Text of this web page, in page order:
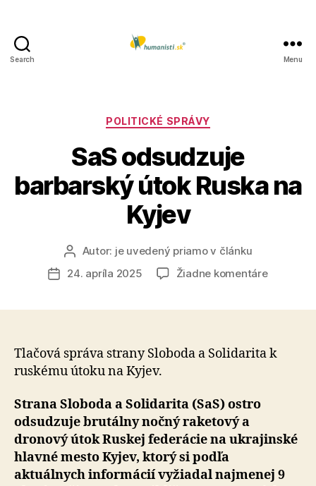
Search Menu
Kategórie
POLITICKÉ SPRÁVY
SaS odsudzuje
barbarský útok Ruska na
Kyjev
Autor
článku
Autor: je uvedený priamo v článku
Dátum
24. apríla 2025 Žiadne komentárena
Ruska
Tlačová správa strany Sloboda a Solidarita k
ruskému útoku na Kyjev.
Strana Sloboda a Solidarita (SaS) ostro
odsudzuje brutálny nočný raketový a
dronový útok Ruskej federácie na ukrajinské
hlavné mesto Kyjev, ktorý si podľa
aktuálnych informácií vyžiadal najmenej 9